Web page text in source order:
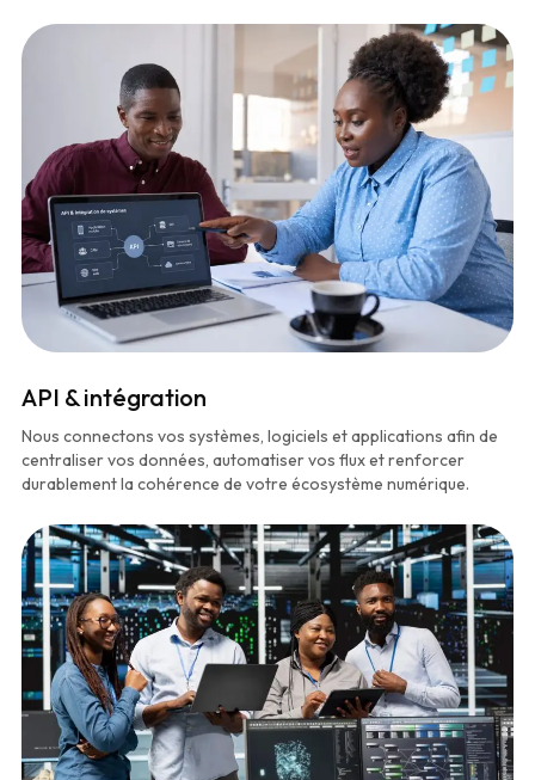
API & intégration
Nous connectons vos systèmes, logiciels et applications afin de
centraliser vos données, automatiser vos flux et renforcer
durablement la cohérence de votre écosystème numérique.